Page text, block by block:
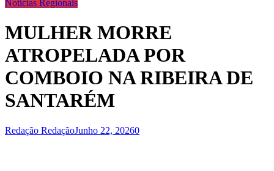
Notícias Regionais
MULHER MORRE
ATROPELADA POR
COMBOIO NA RIBEIRA DE
SANTARÉM
Redação RedaçãoJunho 22, 20260